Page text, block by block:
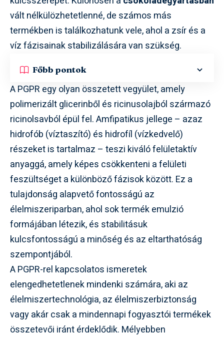
vált nélkülözhetetlenné, de számos más
termékben is találkozhatunk vele, ahol a zsír és a
víz fázisainak stabilizálására van szükség.
Főbb pontok
A PGPR egy olyan összetett vegyület, amely
polimerizált glicerinből és ricinusolajból származó
ricinolsavból épül fel. Amfipatikus jellege – azaz
hidrofób (víztaszító) és hidrofíl (vízkedvelő)
részeket is tartalmaz – teszi kiváló felületaktív
anyaggá, amely képes csökkenteni a felületi
feszültséget a különböző fázisok között. Ez a
tulajdonság alapvető fontosságú az
élelmiszeriparban, ahol sok termék emulzió
formájában létezik, és stabilitásuk
kulcsfontosságú a minőség és az eltarthatóság
szempontjából.
A PGPR-rel kapcsolatos ismeretek
elengedhetetlenek mindenki számára, aki az
élelmiszertechnológia, az élelmiszerbiztonság
vagy akár csak a mindennapi fogyasztói termékek
összetevői iránt érdeklődik. Mélyebben